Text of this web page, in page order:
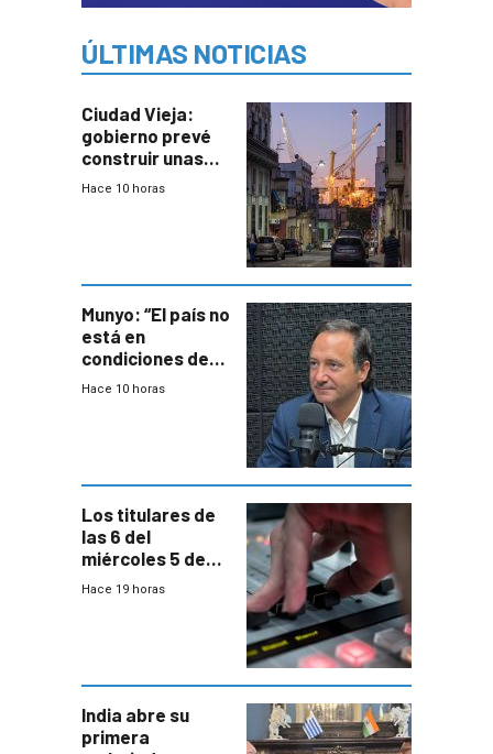
ÚLTIMAS NOTICIAS
Ciudad Vieja:
gobierno prevé
construir unas
mil viviendas en
Hace 10 horas
Munyo: “El país no
está en
condiciones de
enfrentar una
Hace 10 horas
Los titulares de
las 6 del
miércoles 5 de
agosto de 2026
Hace 19 horas
India abre su
primera